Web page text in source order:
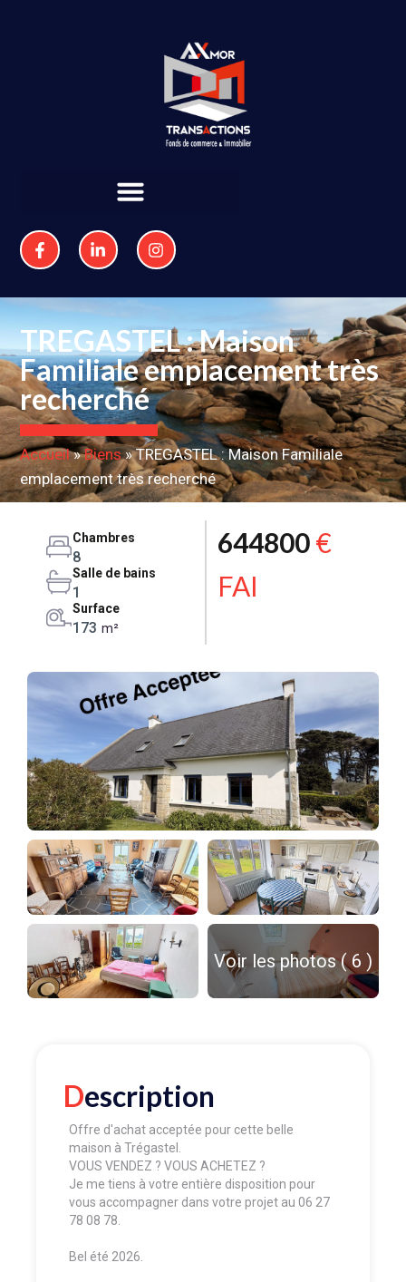
TREGASTEL : Maison
Familiale emplacement très
recherché
Accueil»Biens»TREGASTEL : Maison Familiale
emplacement très recherché
Chambres
8
Salle de bains
1
Surface
173 m²
644800€
FAI
Voir les photos ( 6 )
Description
Offre d'achat acceptée pour cette belle
maison à Trégastel.
VOUS VENDEZ ? VOUS ACHETEZ ?
Je me tiens à votre entière disposition pour
vous accompagner dans votre projet au 06 27
78 08 78.
Bel été 2026.